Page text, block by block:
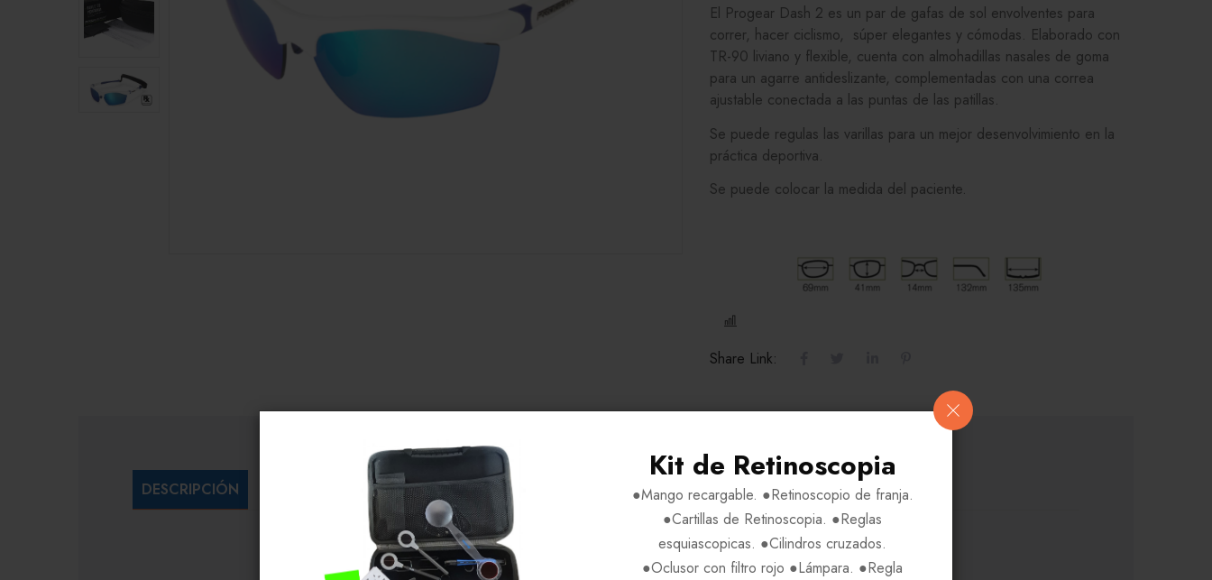
Kit de Retinoscopia
●Mango recargable. ●Retinoscopio de franja.
●Cartillas de Retinoscopia. ●Reglas
esquiascopicas. ●Cilindros cruzados.
●Oclusor con filtro rojo ●Lámpara. ●Regla
El Progear Dash 2 es un par de gafas de sol envolventes para
correr, hacer ciclismo, súper elegantes y cómodas. Elaborado con
TR-90 liviano y flexible, cuenta con almohadillas nasales de goma
para un agarre antideslizante, complementadas con una correa
ajustable conectada a las puntas de las patillas.
Se puede regulas las varillas para un mejor desenvolvimiento en la
práctica deportiva.
Se puede colocar la medida del paciente.
Share Link:
DESCRIPCIÓN INFORMACIÓN ADICIONAL